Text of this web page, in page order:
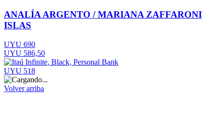
ANALÍA ARGENTO / MARIANA ZAFFARONI
ISLAS
UYU 690
UYU 586,50
UYU 518
Volver arriba